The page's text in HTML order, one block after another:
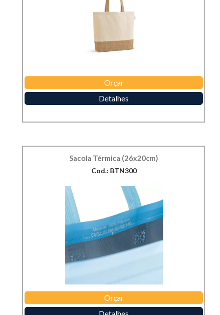
Orçar
Detalhes
Sacola Térmica (26x20cm)
Cod.: BTN300
Orçar